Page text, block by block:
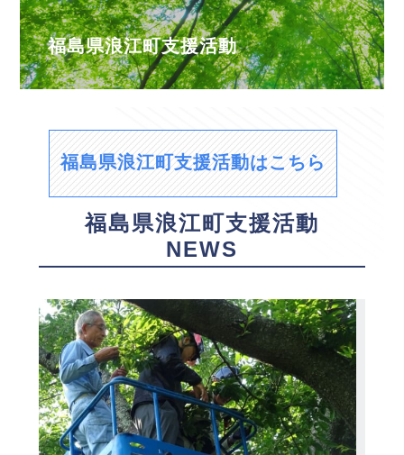
福島県浪江町支援活動
福島県浪江町支援活動はこちら
福島県浪江町支援活動
NEWS